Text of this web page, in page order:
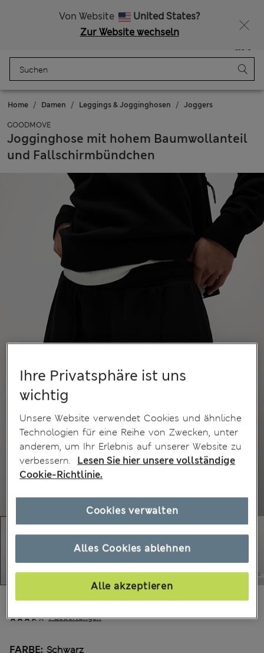
Von Website
United States?
Zur Website wechseln
Tasche
Home Damen Leggings & Jogginghosen Joggers
GOODMOVE
Jogginghose mit hohem Baumwollanteil
und Fallschirmbündchen
7 Bewertungen
€45.00 Alle Preise enthalten Steuern und Abgaben
FARBE: Schwarz
Ihre Privatsphäre ist uns
wichtig
Unsere Website verwendet Cookies und ähnliche
Technologien für eine Reihe von Zwecken, unter
anderem, um Ihr Erlebnis auf unserer Website zu
verbessern.
Lesen Sie hier unsere vollständige
Cookie-Richtlinie.
Alles Cookies ablehnen
Alle akzeptieren
Cookies verwalten